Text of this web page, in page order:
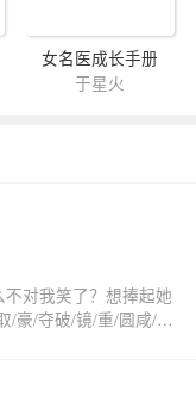
女名医成长手册
于星火
不对我笑了？想捧起她
/豪/夺破/镜/重/圆咸/
,只有暴厉恣睢的新